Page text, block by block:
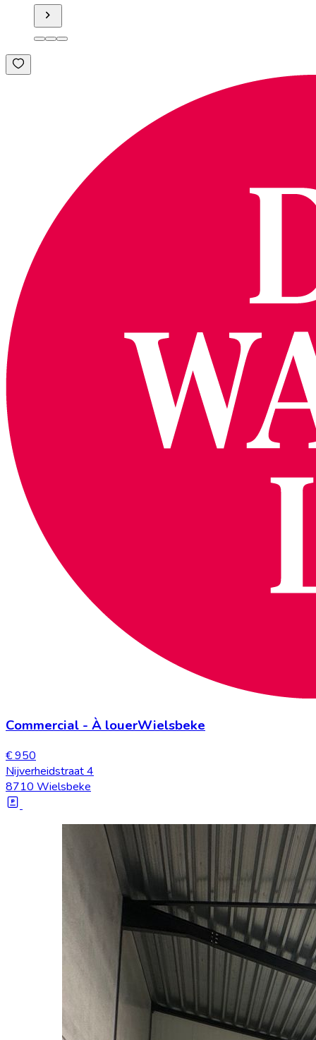
Commercial - À louerWielsbeke
€ 950
Nijverheidstraat 4
8710 Wielsbeke